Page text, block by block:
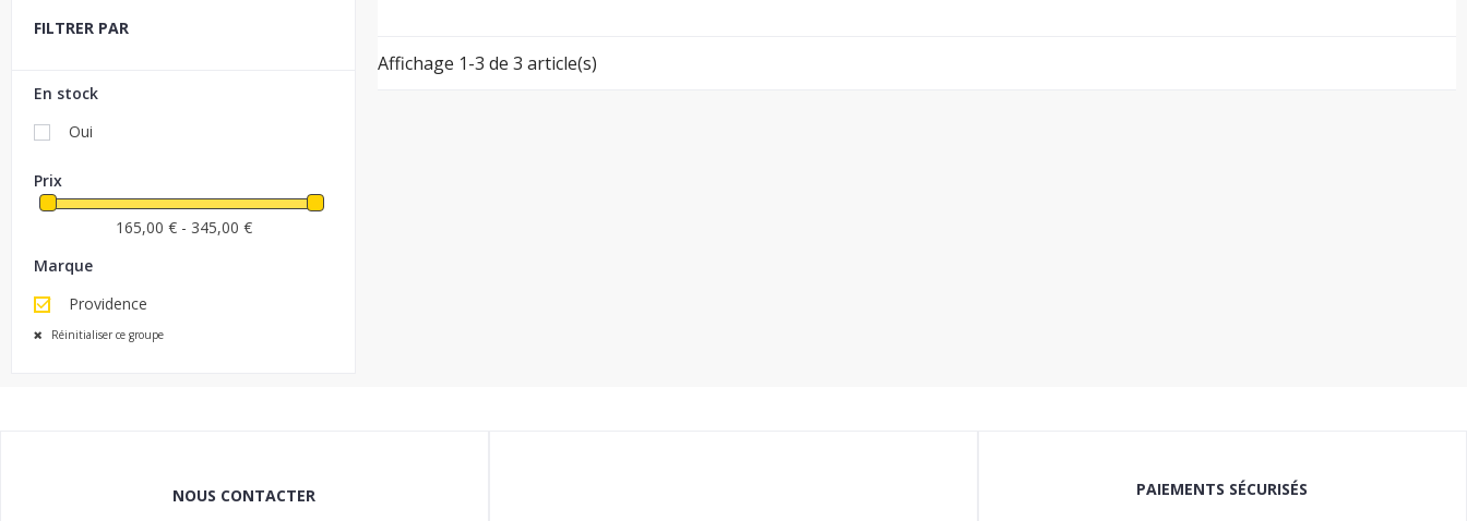
FILTRER PAR
En stock
Oui
Prix
165,00 € - 345,00 €
Marque
 Providence
Réinitialiser ce groupe
Affichage 1-3 de 3 article(s)
NOUS CONTACTER
PAIEMENTS SÉCURISÉS